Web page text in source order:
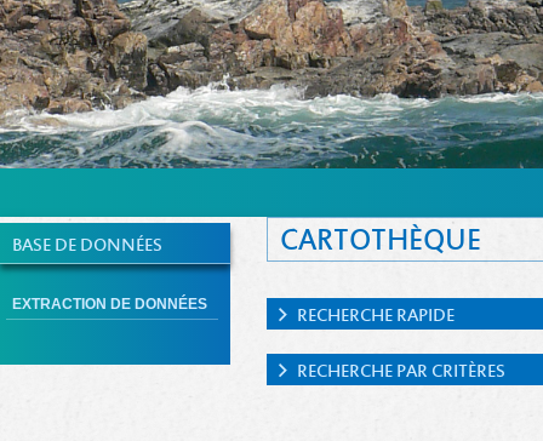
BASE DE DONNÉES
EXTRACTION DE DONNÉES
CARTOTHÈQUE
RECHERCHE RAPIDE
RECHERCHE PAR CRITÈRES